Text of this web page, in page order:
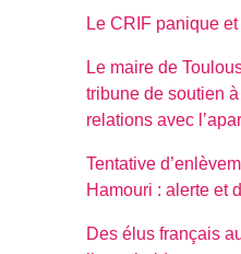
Le CRIF panique
Le maire de
tribune de soutien
relations avec
Tentative
Hamouri : alerte et
Des élus français